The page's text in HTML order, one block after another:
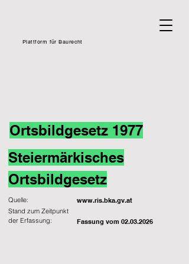
Plattform für Baurecht
Ortsbildgesetz 1977
Steiermärkisches
Ortsbildgesetz
Quelle: www.ris.bka.gv.at
Fassung vom 02.03.2026
Stand zum Zeitpunkt
der Erfassung: